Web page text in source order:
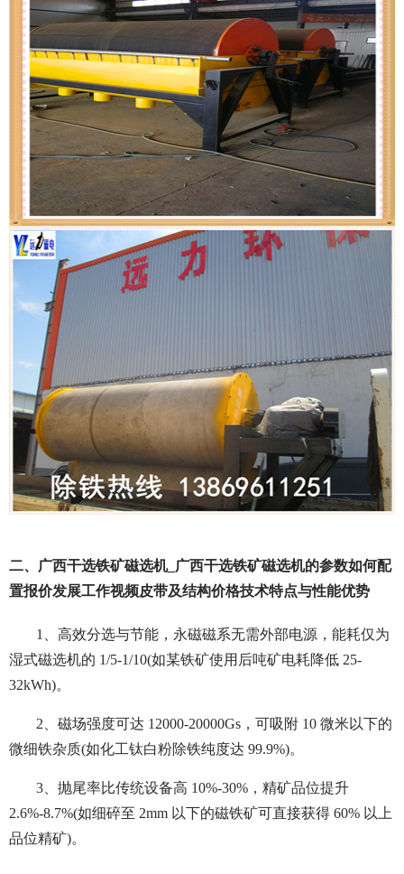
二、广西干选铁矿磁选机_广西干选铁矿磁选机的参数如何配
置报价发展工作视频皮带及结构价格技术特点与性能优势
1、高效分选与节能， 永磁磁系无需外部电源，能耗仅为
湿式磁选机的 1/5-1/10(如某铁矿使用后吨矿电耗降低 25-
32kWh)。
2、磁场强度可达 12000-20000Gs，可吸附 10 微米以下的
微细铁杂质(如化工钛白粉除铁纯度达 99.9%)。
3、抛尾率比传统设备高 10%-30%，精矿品位提升
2.6%-8.7%(如细碎至 2mm 以下的磁铁矿可直接获得 60% 以上
品位精矿)。